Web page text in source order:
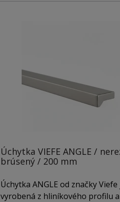
Úchytka VIEFE ANGLE /
brúsený / 200 mm
Úchytka ANGLE od značky Viefe
vyrobená z hliníkového profilu